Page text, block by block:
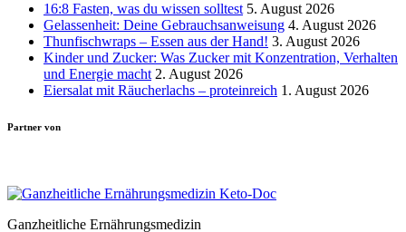
16:8 Fasten, was du wissen solltest 5. August 2026
Gelassenheit: Deine Gebrauchsanweisung 4. August 2026
Thunfischwraps – Essen aus der Hand! 3. August 2026
Kinder und Zucker: Was Zucker mit Konzentration, Verhalten
und Energie macht 2. August 2026
Eiersalat mit Räucherlachs – proteinreich 1. August 2026
Partner von
Ganzheitliche Ernährungsmedizin